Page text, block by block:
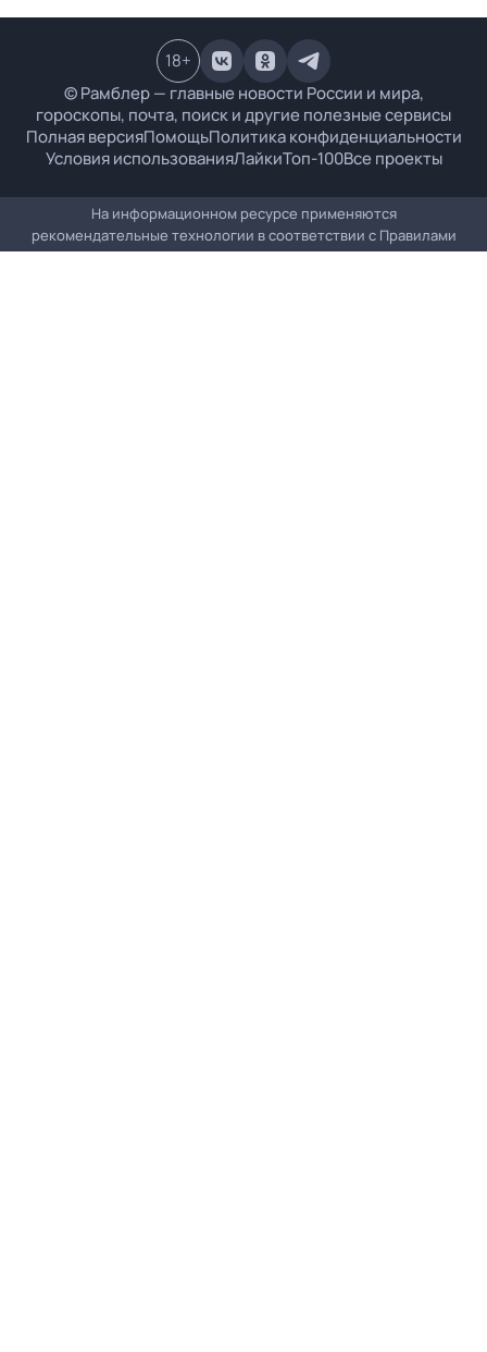
© Рамблер — главные новости России и мира,
гороскопы, почта, поиск и другие полезные сервисы
Полная версияПомощьПолитика конфиденциальности
Условия использованияЛайкиТоп-100Все проекты
18+
На информационном ресурсе применяются
рекомендательные технологии в соответствии с Правилами